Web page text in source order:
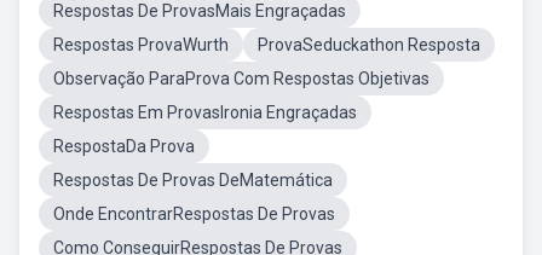
Respostas De ProvasMais Engraçadas
Respostas ProvaWurth
ProvaSeduckathon Resposta
Observação ParaProva Com Respostas Objetivas
Respostas Em ProvasIronia Engraçadas
RespostaDa Prova
Respostas De Provas DeMatemática
Onde EncontrarRespostas De Provas
Como ConseguirRespostas De Provas